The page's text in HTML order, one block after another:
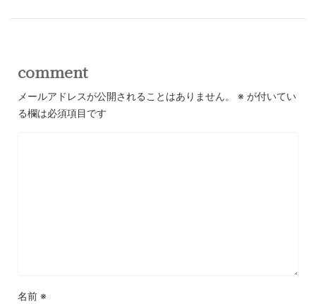
comment
メールアドレスが公開されることはありません。 ※ が付いてい
る欄は必須項目です
名前 ※